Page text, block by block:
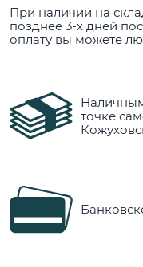
При наличии на
позднее 3-х дней
оплату вы можете
точке